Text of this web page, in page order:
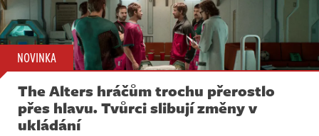
NOVINKA
The Alters hráčům trochu přerostlo
přes hlavu. Tvůrci slibují změny v
ukládání